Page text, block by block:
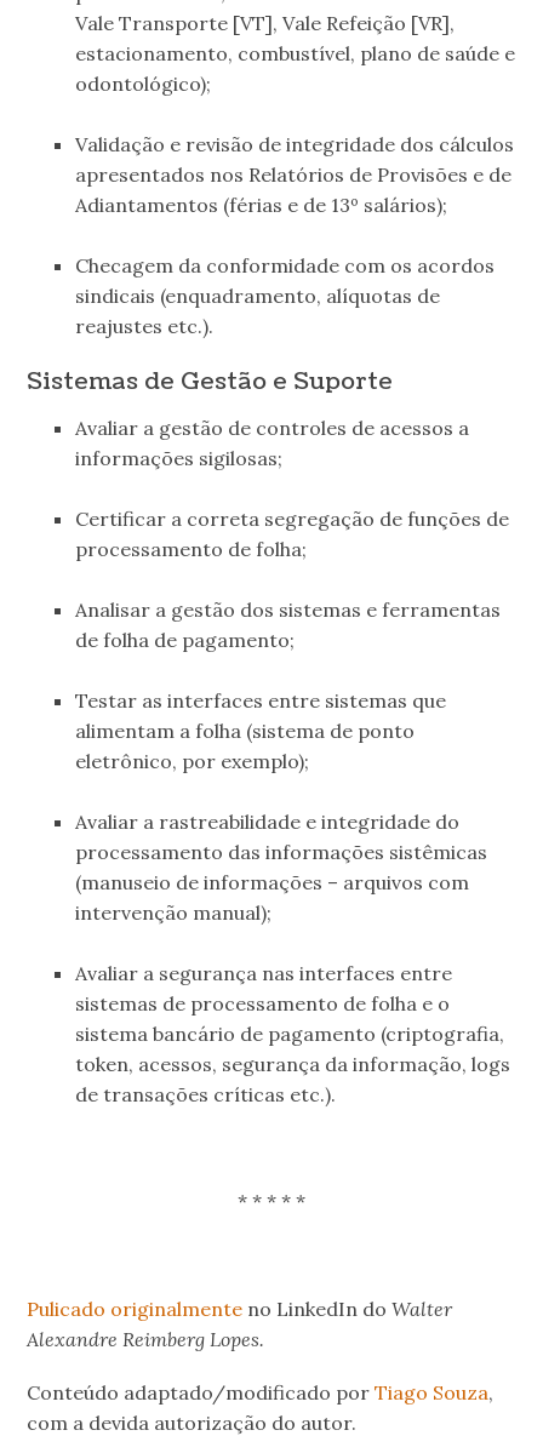
Vale Transporte [VT], Vale Refeição [VR],
estacionamento, combustível, plano de saúde e
odontológico);
Validação e revisão de integridade dos cálculos
apresentados nos Relatórios de Provisões e de
Adiantamentos (férias e de 13º salários);
Checagem da conformidade com os acordos
sindicais (enquadramento, alíquotas de
reajustes etc.).
Sistemas de Gestão e Suporte
Avaliar a gestão de controles de acessos a
informações sigilosas;
Certificar a correta segregação de funções de
processamento de folha;
Analisar a gestão dos sistemas e ferramentas
de folha de pagamento;
Testar as interfaces entre sistemas que
alimentam a folha (sistema de ponto
eletrônico, por exemplo);
Avaliar a rastreabilidade e integridade do
processamento das informações sistêmicas
(manuseio de informações – arquivos com
intervenção manual);
Avaliar a segurança nas interfaces entre
sistemas de processamento de folha e o
sistema bancário de pagamento (criptografia,
token, acessos, segurança da informação, logs
de transações críticas etc.).
* * * * *
Pulicado originalmente no LinkedIn doWalter
Alexandre Reimberg Lopes.
Conteúdo adaptado/modificado porTiago Souza,
com a devida autorização do autor.